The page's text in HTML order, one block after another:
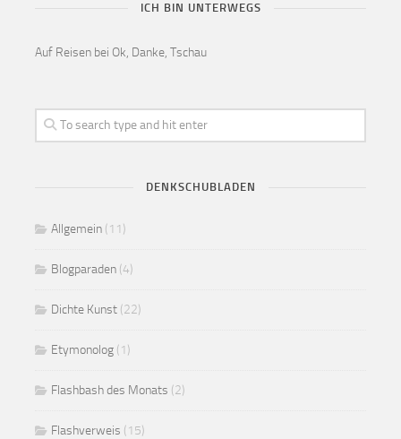
ICH BIN UNTERWEGS
Auf Reisen bei Ok, Danke, Tschau
DENKSCHUBLADEN
Allgemein (11)
Blogparaden (4)
Dichte Kunst (22)
Etymonolog (1)
Flashbash des Monats (2)
Flashverweis (15)